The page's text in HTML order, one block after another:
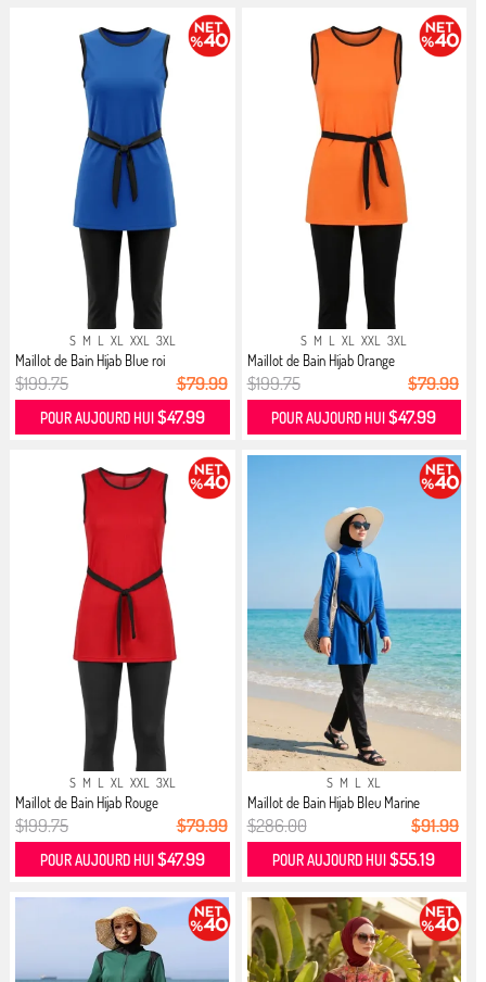
S M L XL XXL 3XL
Maillot de Bain Hijab Blue roi
$199.75 $79.99
POUR AUJOURD HUI $47.99
S M L XL XXL 3XL
Maillot de Bain Hijab Orange
$199.75 $79.99
POUR AUJOURD HUI$47.99
S M L XL XXL 3XL
Maillot de Bain Hijab Rouge
$199.75 $79.99
POUR AUJOURD HUI $47.99
S M L XL
Maillot de Bain Hijab Bleu Marine
$286.00 $91.99
POUR AUJOURD HUI$55.19